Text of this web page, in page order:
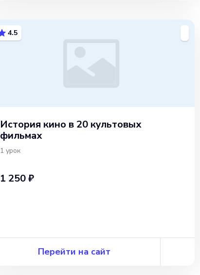
4.5
История кино в 20 культовых
фильмах
1 урок
1 250 ₽
Перейти на сайт